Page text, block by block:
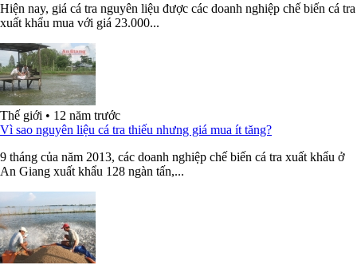
Hiện nay, giá cá tra nguyên liệu được các doanh nghiệp chế biến cá tra
xuất khẩu mua với giá 23.000...
Thế giới • 12 năm trước
Vì sao nguyên liệu cá tra thiếu nhưng giá mua ít tăng?
9 tháng của năm 2013, các doanh nghiệp chế biến cá tra xuất khẩu ở
An Giang xuất khẩu 128 ngàn tấn,...